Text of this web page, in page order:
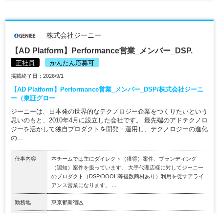
株式会社ジーニー
【AD Platform】Performance営業_メンバー_DSP.
正社員 かんたん応募可
掲載終了日：2026/9/1
【AD Platform】Performance営業_メンバー_DSP/株式会社ジーニ
ー（東証グロー
ジーニーは、日本発の世界的なテクノロジー企業をつくりたいという
思いのもと、2010年4月に設立した会社です。 最先端のアドテクノロ
ジーを活かして独自プロダクトを開発・運用し、テクノロジーの進化
の...
仕事内容
本チームでは主にダイレクト（獲得）案件、ブランディング
（認知）案件を扱っています。 大手代理店様に対してジーニー
のプロダクト（DSP/DOOH等複数商材あり）利用を促すアライ
アンス営業になります。 ...
勤務地 東京都新宿区